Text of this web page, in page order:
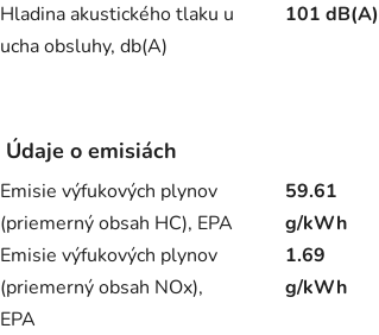
Hladina akustického tlaku u
ucha obsluhy, db(A)
101 dB(A)
Údaje o emisiách
Emisie výfukových plynov
(priemerný obsah HC), EPA
59.61
g/kWh
Emisie výfukových plynov
(priemerný obsah NOx),
EPA
1.69
g/kWh